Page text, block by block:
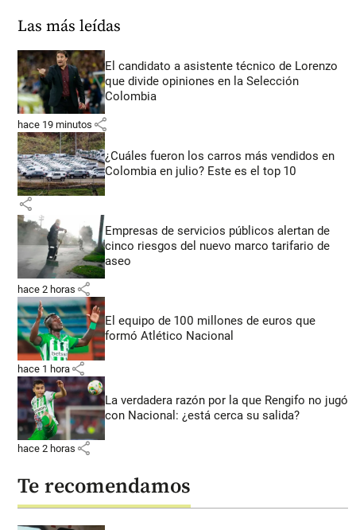
Las más leídas
El candidato a asistente técnico de Lorenzo
que divide opiniones en la Selección
Colombia
hace 19 minutos share
¿Cuáles fueron los carros más vendidos en
Colombia en julio? Este es el top 10
share
Empresas de servicios públicos alertan de
cinco riesgos del nuevo marco tarifario de
aseo
hace 2 horas share
El equipo de 100 millones de euros que
formó Atlético Nacional
hace 1 hora share
La verdadera razón por la que Rengifo no jugó
con Nacional: ¿está cerca su salida?
hace 2 horas share
Te recomendamos